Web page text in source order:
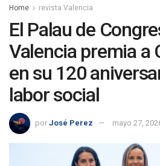
Home revista Valencia
El Palau de
Valencia premia a
en su 120
labor social
por José Perez mayo 27,